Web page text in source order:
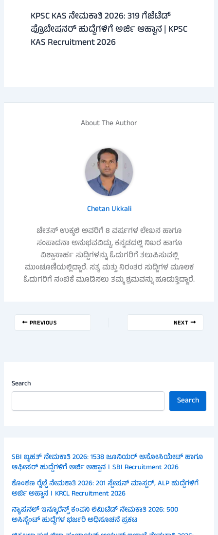
KPSC KAS ನೇಮಕಾತಿ 2026: 319 ಗೆಜೆಟೆಡ್
ಪ್ರೊಬೇಷನರ್ ಹುದ್ದೆಗಳಿಗೆ ಅರ್ಜಿ ಆಹ್ವಾನ | KPSC
KAS Recruitment 2026
About The Author
Chetan Ukkali
ಚೇತನ್ ಉಕ್ಕಲಿ ಅವರಿಗೆ 8 ವರ್ಷಗಳ ಲೇಖನ ಹಾಗೂ
ಸಂಪಾದನಾ ಅನುಭವವಿದ್ದು, ಕನ್ನಡದಲ್ಲಿ ನಿಖರ ಹಾಗೂ
ವಿಶ್ವಾಸಾರ್ಹ ಸುದ್ದಿಗಳನ್ನು ಓದುಗರಿಗೆ ತಲುಪಿಸುವಲ್ಲಿ
ಮುಂಚೂಣಿಯಲ್ಲಿದ್ದಾರೆ. ಸತ್ಯ ಮತ್ತು ನಿರಂತರ ಸುದ್ದಿಗಳ ಮೂಲಕ
ಓದುಗರಿಗೆ ನಂಬಿಕೆ ಮೂಡಿಸಲು ತಮ್ಮ ಶ್ರಮವನ್ನು ಹೂಡುತ್ತಿದ್ದಾರೆ.
PREVIOUS NEXT
Search
Search
SBI ಬೃಹತ್ ನೇಮಕಾತಿ 2026: 1538 ಜೂನಿಯರ್ ಅಸೋಸಿಯೇಟ್ ಹಾಗೂ
ಆಫೀಸರ್ ಹುದ್ದೆಗಳಿಗೆ ಅರ್ಜಿ ಅಹ್ವಾನ । SBI Recruitment 2026
ಕೊಂಕಣ ರೈಲ್ವೆ ನೇಮಕಾತಿ 2026: 201 ಸ್ಟೇಷನ್ ಮಾಸ್ಟರ್, ALP ಹುದ್ದೆಗಳಿಗೆ
ಅರ್ಜಿ ಅಹ್ವಾನ । KRCL Recruitment 2026
ನ್ಯಾಷನಲ್ ಇನ್ಶೂರೆನ್ಸ್ ಕಂಪನಿ ಲಿಮಿಟೆಡ್ ನೇಮಕಾತಿ 2026: 500
ಅಸಿಸ್ಟೆಂಟ್ ಹುದ್ದೆಗಳ ಭರ್ಜರಿ ಅಧಿಸೂಚನೆ ಪ್ರಕಟ